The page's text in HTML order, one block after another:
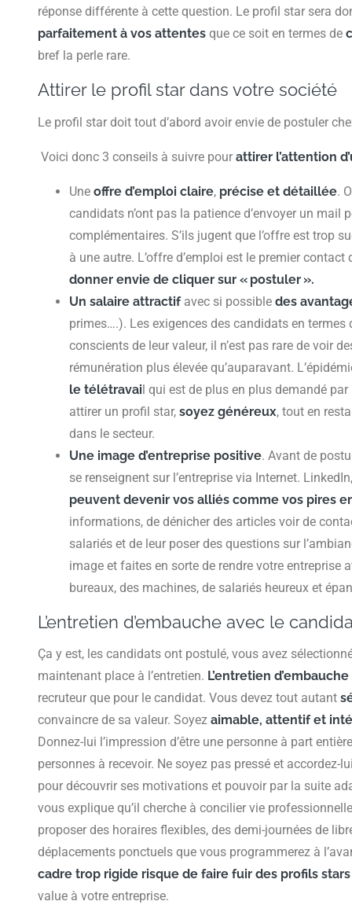
réponse différente à cette question. Le profil star sera
parfaitement à vos attentes que ce soit en termes de
bref la perle rare.
Attirer le profil star dans votre société
Le profil star doit tout d’abord avoir envie de postuler
Voici donc 3 conseils à suivre pour attirer l’attention
Uneoffre d’emploi claire, précise et détaillée.
candidats n’ont pas la patience d’envoyer un
complémentaires. S’ils jugent que l’offre est trop
à une autre. L’offre d’emploi est le premier
donner envie de cliquer sur « postuler ».
Un salaire attractif avec si possibledes
primes….). Les exigences des candidats en
conscients de leur valeur, il n’est pas rare de voir
rémunération plus élevée qu’auparavant.
le télétravail qui est de plus en plus demandé
attirer un profil star,soyez généreux, tout en
dans le secteur.
Une image d’entreprise positive. Avant de
se renseignent sur l’entreprise via Internet.
peuvent devenir vos alliés comme vos pires
informations, de dénicher des articles voir de
salariés et de leur poser des questions sur
image et faites en sorte de rendre votre entreprise
bureaux, des machines, de salariés heureux et
L’entretien d’embauche avec le
Ça y est, les candidats ont postulé, vous avez
maintenant place à l’entretien. L’entretien d’embauche
recruteur que pour le candidat. Vous devez tout autant
convaincre de sa valeur. Soyezaimable, attentif et
Donnez-lui l’impression d’être une personne à part
personnes à recevoir. Ne soyez pas pressé et accordez-
pour découvrir ses motivations et pouvoir par la suite
vous explique qu’il cherche à concilier vie
proposer des horaires flexibles, des demi-journées de
déplacements ponctuels que vous programmerez à
cadre trop rigide risque de faire fuir des profils
value à votre entreprise.